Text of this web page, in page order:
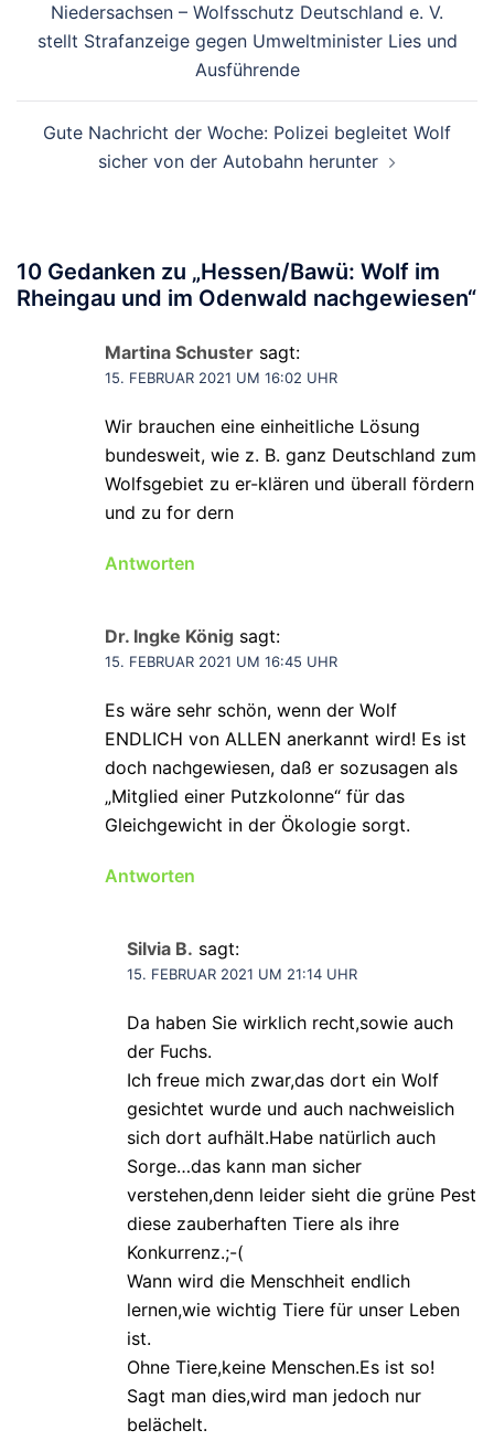
Niedersachsen – Wolfsschutz Deutschland e. V.
stellt Strafanzeige gegen Umweltminister Lies und
Ausführende
Gute Nachricht der Woche: Polizei begleitet Wolf
sicher von der Autobahn herunter
10 Gedanken zu „Hessen/Bawü: Wolf im
Rheingau und im Odenwald nachgewiesen“
Martina Schuster sagt:
15. FEBRUAR 2021 UM 16:02 UHR
Wir brauchen eine einheitliche Lösung
bundesweit, wie z. B. ganz Deutschland zum
Wolfsgebiet zu er-klären und überall fördern
und zu for dern
Antworten
Dr. Ingke König sagt:
15. FEBRUAR 2021 UM 16:45 UHR
Es wäre sehr schön, wenn der Wolf
ENDLICH von ALLEN anerkannt wird! Es ist
doch nachgewiesen, daß er sozusagen als
„Mitglied einer Putzkolonne“ für das
Gleichgewicht in der Ökologie sorgt.
Antworten
Silvia B. sagt:
15. FEBRUAR 2021 UM 21:14 UHR
Da haben Sie wirklich recht,sowie auch
der Fuchs.
Ich freue mich zwar,das dort ein Wolf
gesichtet wurde und auch nachweislich
sich dort aufhält.Habe natürlich auch
Sorge…das kann man sicher
verstehen,denn leider sieht die grüne Pest
diese zauberhaften Tiere als ihre
Konkurrenz.;-(
Wann wird die Menschheit endlich
lernen,wie wichtig Tiere für unser Leben
ist.
Ohne Tiere,keine Menschen.Es ist so!
Sagt man dies,wird man jedoch nur
belächelt.